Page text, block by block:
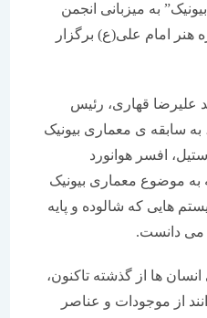
به میزبانی انجمن
علی(ع) برگزار
قهاری، رئیس
ی معماری بیونیک
هوانورد
معماری بیونیک
که شالوده و پایه
از گذشته تاکنون،
موجودات و عناصر